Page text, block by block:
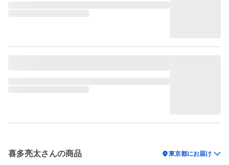
喜多亮太さんの商品 location_on東京都にお届け